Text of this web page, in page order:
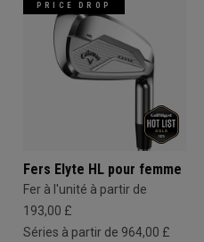
PRICE DROP
Fers Elyte HL pour femme
Fer à l'unité à partir de
193,00 £
Séries à partir de 964,00 £